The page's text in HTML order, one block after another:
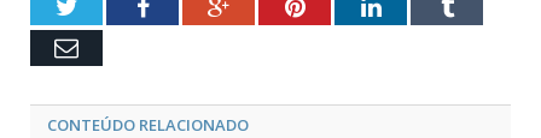
TwitterFacebookGoogle+PinterestLinkedInTumblr
Email
CONTEÚDO RELACIONADO